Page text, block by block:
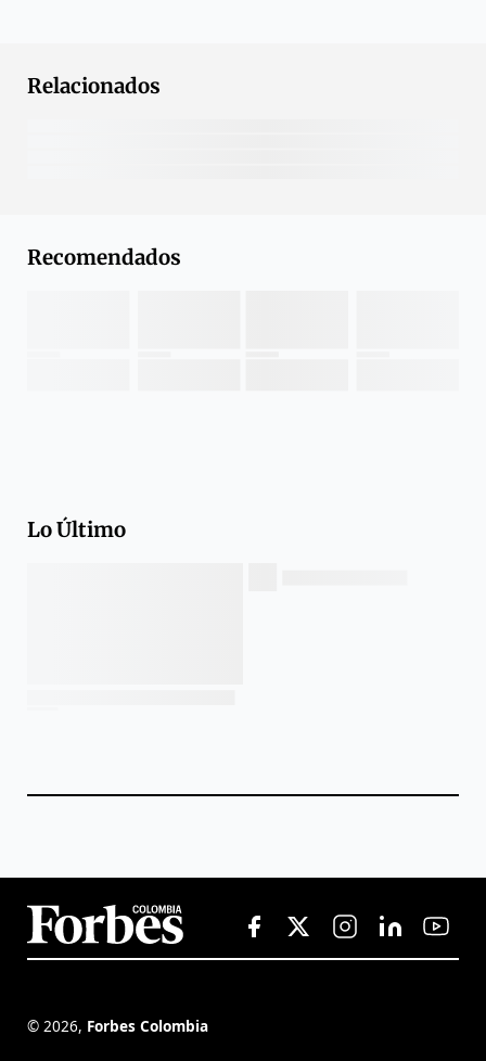
Relacionados
Recomendados
Lo Último
© 2026, Forbes Colombia